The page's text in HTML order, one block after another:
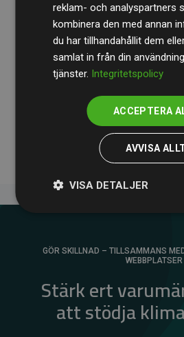
beräkningar och vår metod för att
transparens och tillförlitlighet.
Deras granskning visar att våra
klimatprojekt i genomsnitt
de beräknade CO₂-utsläppen
medlemswebbplatser – ett
arbetssätt ger mätbar klimatnytta.
GÖR SKILLNAD – TILLSAMMANS
WEBBPLATSER
Stärk ert
att stödja
reklam- och analyspartners
kombinera den med annan
du har tillhandahållit dem
samlat in från din
tjänster. Integritetspolicy
ACCEPTERA
AVVISA
VISA DETALJER